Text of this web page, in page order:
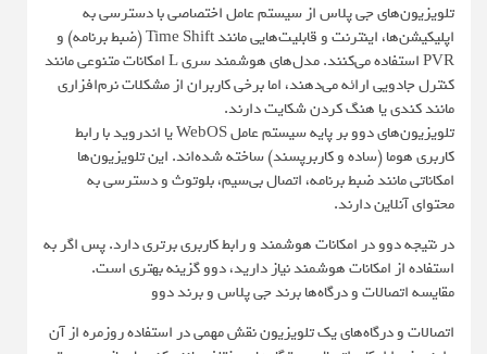
تلویزیون‌های جی پلاس از سیستم عامل اختصاصی با دسترسی به
اپلیکیشن‌ها، اینترنت و قابلیت‌هایی مانند Time Shift (ضبط برنامه) و
PVR استفاده می‌کنند. مدل‌های هوشمند سری L امکانات متنوعی مانند
کنترل جادویی ارائه می‌دهند، اما برخی کاربران از مشکلات نرم‌افزاری
مانند کندی یا هنگ کردن شکایت دارند.
تلویزیون‌های دوو بر پایه سیستم عامل WebOS یا اندروید با رابط
کاربری هوما (ساده و کاربرپسند) ساخته شده‌اند. این تلویزیون‌ها
امکاناتی مانند ضبط برنامه، اتصال بی‌سیم، بلوتوث و دسترسی به
محتوای آنلاین دارند.
در نتیجه دوو در امکانات هوشمند و رابط کاربری برتری دارد. پس اگر به
استفاده از امکانات هوشمند نیاز دارید، دوو گزینه بهتری است.
مقایسه اتصالات و درگاه‌ها برند جی پلاس و برند دوو
اتصالات و درگاه‌های یک تلویزیون نقش مهمی در استفاده روزمره از آن